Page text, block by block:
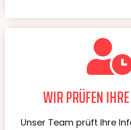
WIR PRÜFEN
Unser Team prüft Ihre